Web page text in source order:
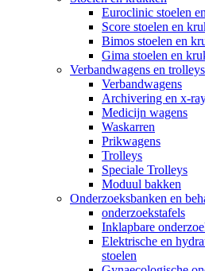
Euroclinic stoelen
Score stoelen en
Bimos stoelen en
Gima stoelen en
Verbandwagens en trolleys
Verbandwagens
Archivering en x-
Medicijn wagens
Waskarren
Prikwagens
Trolleys
Speciale Trolleys
Moduul bakken
Onderzoeksbanken en
onderzoekstafels
Inklapbare
Elektrische en
stoelen